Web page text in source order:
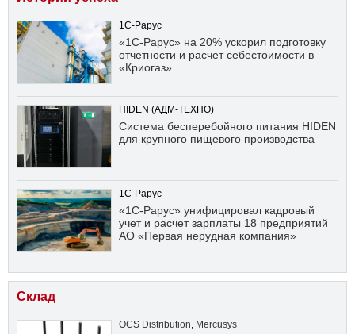
1С-Рарус
«1С-Рарус» на 20% ускорил подготовку
отчетности и расчет себестоимости в
«Криогаз»
HIDEN (АДМ-ТЕХНО)
Система бесперебойного питания HIDEN
для крупного пищевого производства
1С-Рарус
«1С-Рарус» унифицировал кадровый
учет и расчет зарплаты 18 предприятий
АО «Первая нерудная компания»
Склад
OCS Distribution, Mercusys